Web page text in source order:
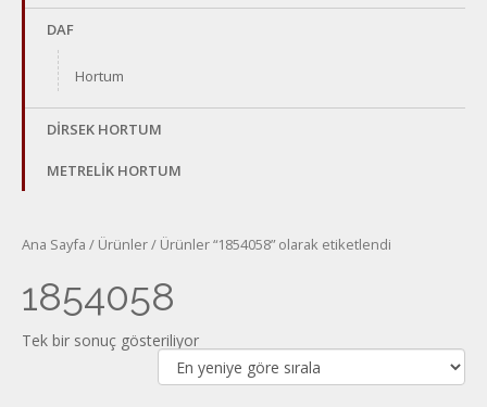
DAF
Hortum
DİRSEK HORTUM
METRELİK HORTUM
Ana Sayfa / Ürünler/ Ürünler “1854058” olarak etiketlendi
1854058
Tek bir sonuç gösteriliyor